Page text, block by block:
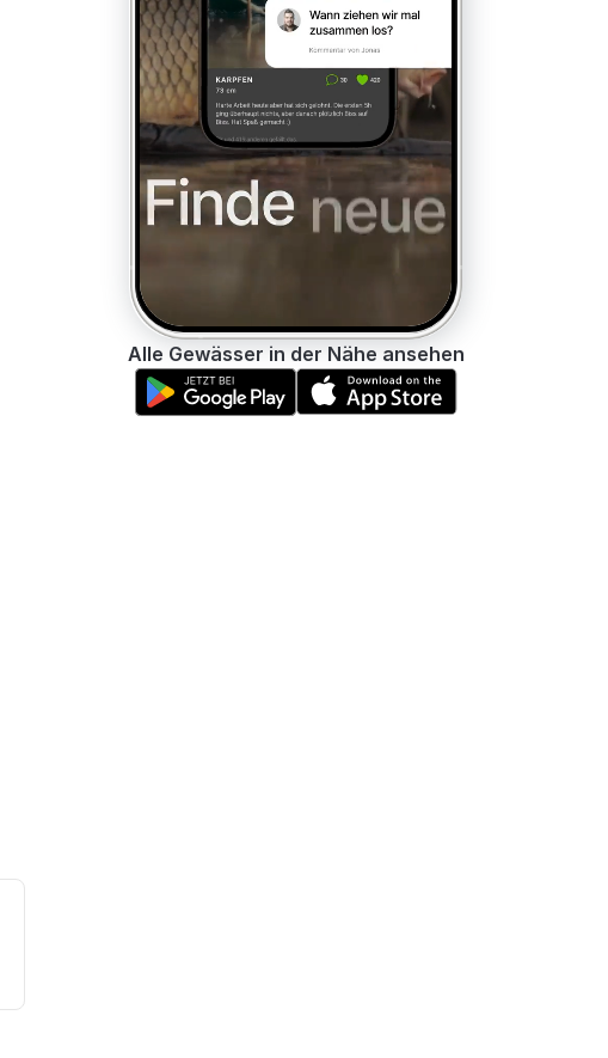
Alle Gewässer in der Nähe ansehen